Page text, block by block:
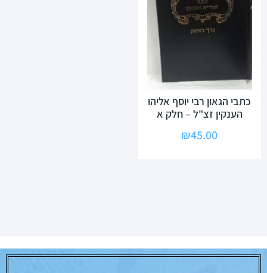
כתבי הגאון רבי יוסף אליהו
הענקין זצ"ל – חלק א
₪45.00